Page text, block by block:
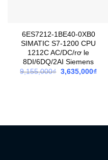
6ES7212-1BE40-0XB0
SIMATIC S7-1200 CPU
1212C AC/DC/rơ le
8DI/6DQ/2AI Siemens
9,155,000₫ Giá
3,635,000₫Giá